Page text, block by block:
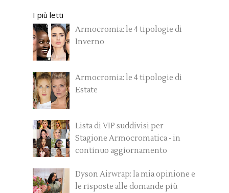
I più letti
Armocromia: le 4 tipologie di
Inverno
Armocromia: le 4 tipologie di
Estate
Lista di VIP suddivisi per
Stagione Armocromatica - in
continuo aggiornamento
Dyson Airwrap: la mia opinione e
le risposte alle domande più